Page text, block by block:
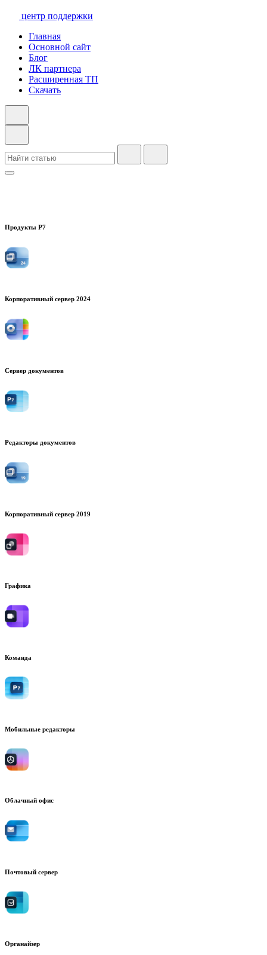
центр поддержки
Главная
Основной сайт
Блог
ЛК партнера
Расширенная ТП
Скачать
Продукты Р7
Корпоративный сервер 2024
Сервер документов
Редакторы документов
Корпоративный сервер 2019
Графика
Команда
Мобильные редакторы
Облачный офис
Почтовый сервер
Органайзер